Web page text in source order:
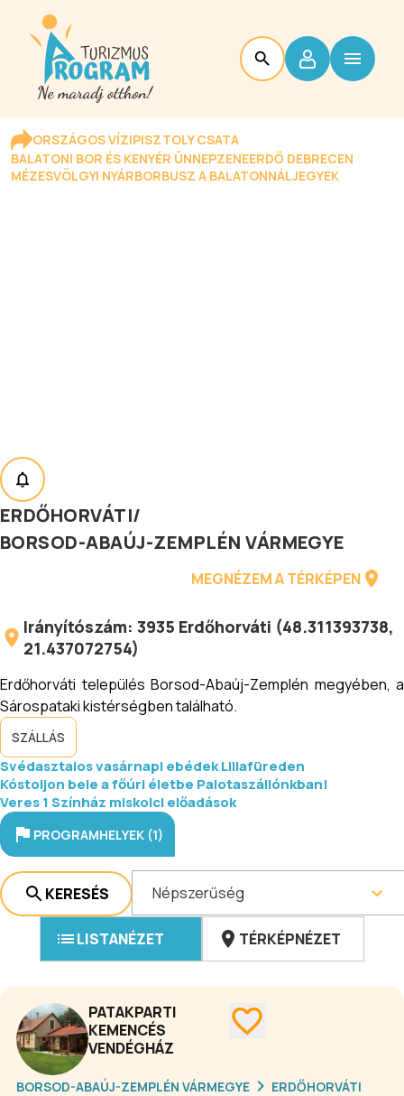
ORSZÁGOS VÍZIPISZTOLY CSATA
BALATONI BOR ÉS KENYÉR ÜNNEPZENEERDŐ DEBRECEN
MÉZESVÖLGYI NYÁRBORBUSZ A BALATONNÁLJEGYEK
ERDŐHORVÁTI/
BORSOD-ABAÚJ-ZEMPLÉN VÁRMEGYE
MEGNÉZEM A TÉRKÉPEN
Irányítószám: 3935 Erdőhorváti (48.311393738,
21.437072754)
Erdőhorváti település Borsod-Abaúj-Zemplén megyében, a
Sárospataki kistérségben található.
SZÁLLÁS
Svédasztalos vasárnapi ebédek Lillafüreden
Kóstoljon bele a főúri életbe Palotaszállónkban!
Veres 1 Színház miskolci előadások
PROGRAMHELYEK (1)
KERESÉS Népszerűség
LISTANÉZET TÉRKÉPNÉZET
PATAKPARTI
KEMENCÉS
VENDÉGHÁZ
BORSOD-ABAÚJ-ZEMPLÉN VÁRMEGYE ERDŐHORVÁTI